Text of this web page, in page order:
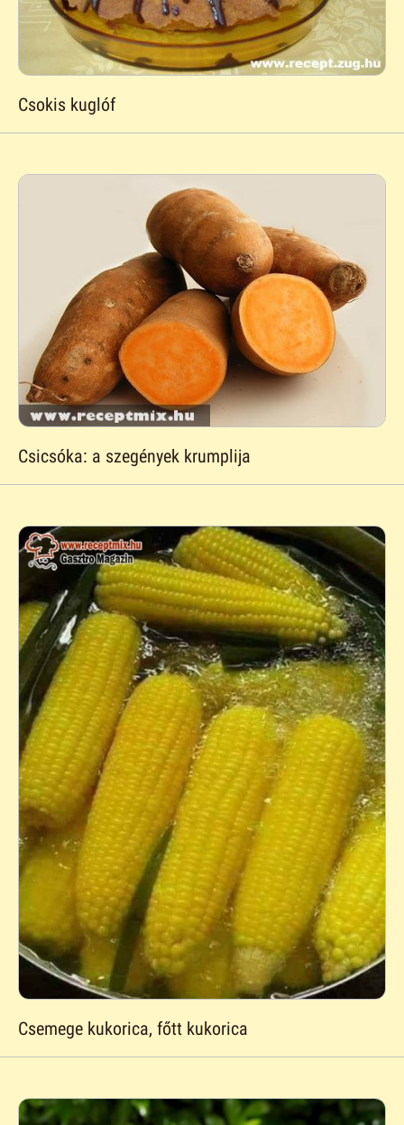
Csokis kuglóf
Csicsóka: a szegények krumplija
Csemege kukorica, főtt kukorica